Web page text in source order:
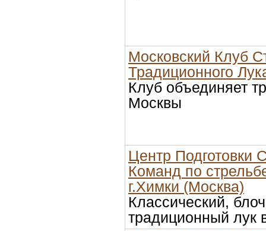
Московский Клуб
Традиционного
Клуб объединяет
Москвы
Центр Подготовки
Команд по
г.Химки (Москва)
Классический,
традиционный лук